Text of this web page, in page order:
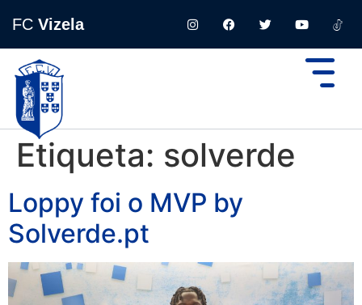
FC Vizela
Etiqueta: solverde
Loppy foi o MVP by
Solverde.pt